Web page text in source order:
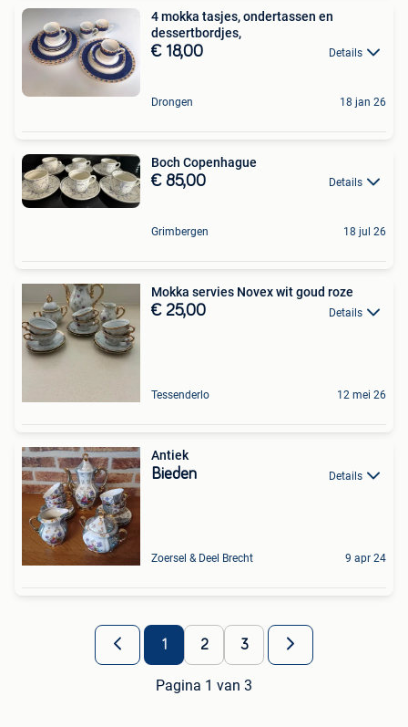
4 mokka tasjes, ondertassen en
dessertbordjes,
€ 18,00 Details
Drongen 18 jan 26
Boch Copenhague
€ 85,00 Details
Grimbergen 18 jul 26
Mokka servies Novex wit goud roze
€ 25,00 Details
Tessenderlo 12 mei 26
Antiek
Bieden Details
Zoersel & Deel Brecht 9 apr 24
1 2 3
Pagina 1 van 3